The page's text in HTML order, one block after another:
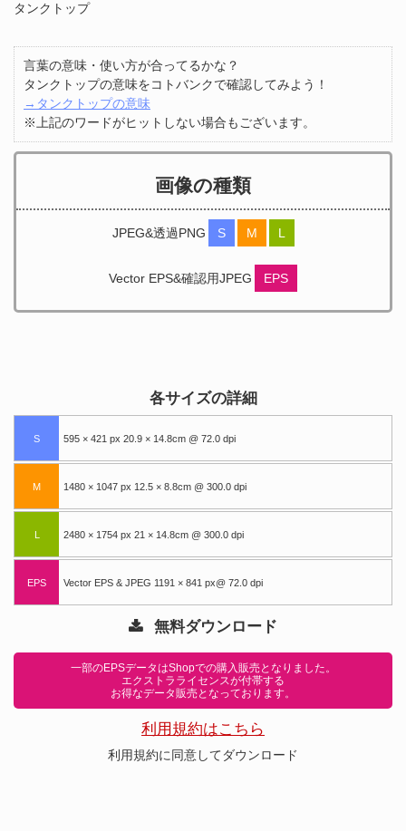
タンクトップ
言葉の意味・使い方が合ってるかな？
タンクトップの意味をコトバンクで確認してみよう！
→タンクトップの意味
※上記のワードがヒットしない場合もございます。
画像の種類
JPEG&透過PNG S M L
Vector EPS&確認用JPEG EPS
各サイズの詳細
S 595 × 421 px 20.9 × 14.8cm @ 72.0 dpi
M 1480 × 1047 px 12.5 × 8.8cm @ 300.0 dpi
L 2480 × 1754 px 21 × 14.8cm @ 300.0 dpi
EPS Vector EPS & JPEG 1191 × 841 px@ 72.0 dpi
無料ダウンロード
一部のEPSデータはShopでの購入販売となりました。
エクストラライセンスが付帯する
お得なデータ販売となっております。
利用規約はこちら
利用規約に同意してダウンロード